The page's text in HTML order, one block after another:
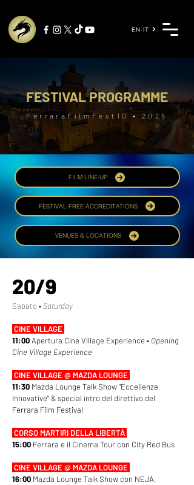
EN-IT
FESTIVAL PROGRAMME
FerraraFilmFest10 • 2025
FILM LINE-UP
FESTIVAL FREE ACCREDITATIONS
VENUES & LOCATIONS
20/9
Sabato •Saturday
CINE VILLAGE
11:00 Apertura Cine Village Experience • Opening
Cine Village Experience
CINE VILLAGE @ MAZDA LOUNGE
11:30 Mazda Lounge Talk Show "Eccellenze
Innovative" & special intro del direttivo del
Ferrara Film Festival
CORSO MARTIRI DELLA LIBERTÀ
15:00 Ferrara e il Cinema Tour con City Red Bus
CINE VILLAGE @ MAZDA LOUNGE
16:00 Mazda Lounge Talk Show con NEJA,